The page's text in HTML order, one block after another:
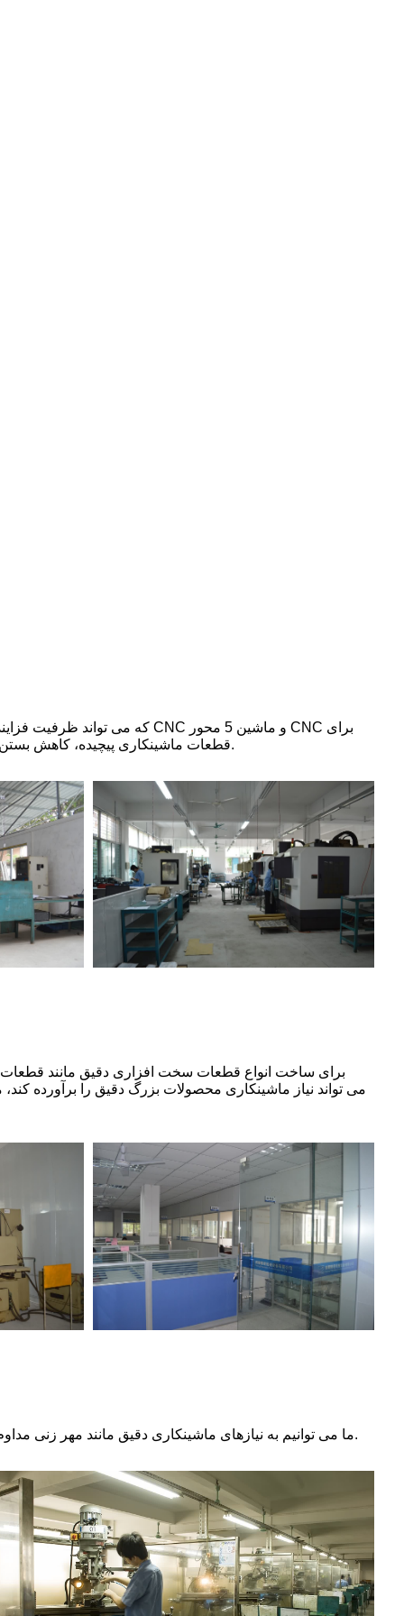
قطعات ماشینکاری پیچیده، کاهش بستن مکرر و اطمینان از کیفیت محصول مناسب هستند.از طریق پردازش پیچیده تراشکاری و آسیاب، می توان قطعات پیچیده را تکمیل کرد.
با طیف گسترده ای از کارگاه های ماشین پرس دقیق از 30T تا 200T، ما می توانیم به نیازهای ماشینکاری دقیق مانند مهر زنی مداوم، مهر زنی با سرعت بالا و مهر زنی هیدرولیک و غیره دست یابیم.